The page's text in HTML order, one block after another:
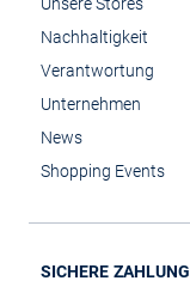
Nachhaltigkeit
Verantwortung
Unternehmen
News
Shopping Events
SICHERE ZAHLUNG